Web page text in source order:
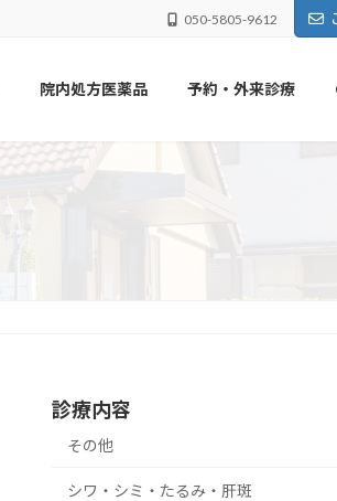
050-5805-9612
院内処方医薬品 予約・外来診療
診療内容
その他
シワ・シミ・たるみ・肝斑